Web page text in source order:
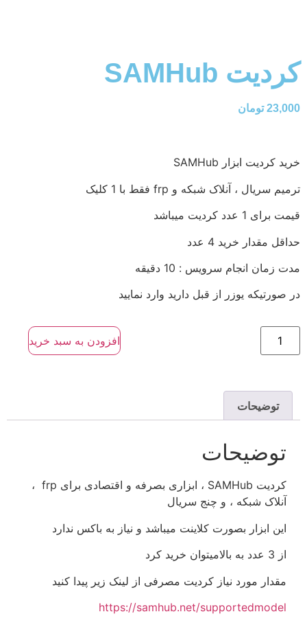
کردیت SAMHub
23,000 تومان
خرید کردیت ابزار SAMHub
ترمیم سریال ، آنلاک شبکه و frp فقط با 1 کلیک
قیمت برای 1 عدد کردیت میباشد
حداقل مقدار خرید 4 عدد
مدت زمان انجام سرویس : 10 دقیقه
در صورتیکه یوزر از قبل دارید وارد نمایید
افزودن به سبد خرید
توضیحات
توضیحات
کردیت SAMHub ، ابزاری بصرفه و اقتصادی برای frp ،
آنلاک شبکه ، و چنج سریال
این ابزار بصورت کلاینت میباشد و نیاز به باکس ندارد
از 3 عدد به بالامیتوان خرید کرد
مقدار مورد نیاز کردیت مصرفی از لینک زیر پیدا کنید
https://samhub.net/supportedmodel